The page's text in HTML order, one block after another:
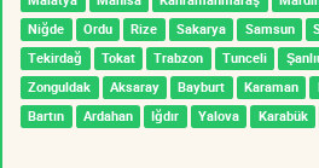
Niğde
Ordu Rize Sakarya Samsun
Tekirdağ
Tokat Trabzon Tunceli
Zonguldak
Aksaray Bayburt Karaman
Bartın
Ardahan Iğdır Yalova Karabük